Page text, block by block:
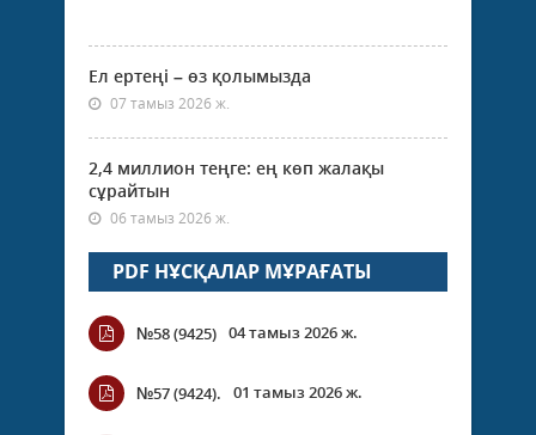
Ел ертеңі – өз қолымызда
07 тамыз 2026 ж.
2,4 миллион теңге: ең көп жалақы
сұрайтын
06 тамыз 2026 ж.
PDF НҰСҚАЛАР МҰРАҒАТЫ
№58 (9425) 04 тамыз 2026 ж.
№57 (9424). 01 тамыз 2026 ж.